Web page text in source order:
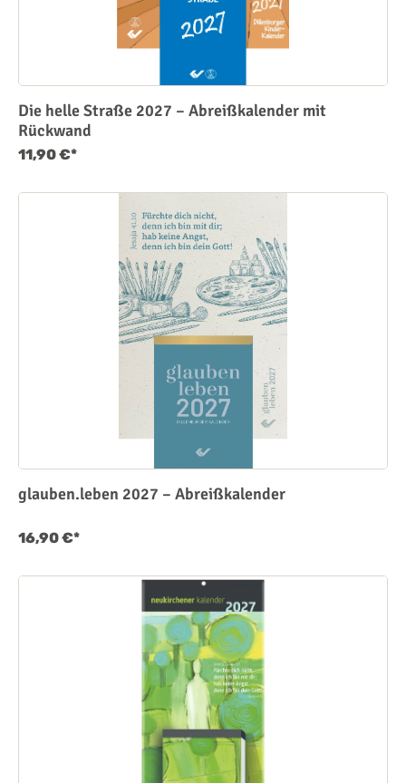
Die helle Straße 2027 – Abreißkalender mit
Rückwand
11,90 €*
glauben.leben 2027 – Abreißkalender
16,90 €*